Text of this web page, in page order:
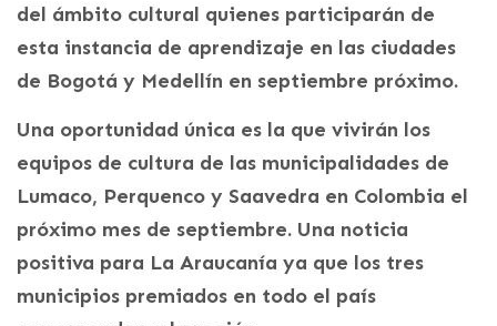
del ámbito cultural quienes participarán de
esta instancia de aprendizaje en las ciudades
de Bogotá y Medellín en septiembre próximo.
Una oportunidad única es la que vivirán los
equipos de cultura de las municipalidades de
Lumaco, Perquenco y Saavedra en Colombia el
próximo mes de septiembre. Una noticia
positiva para La Araucanía ya que los tres
municipios premiados en todo el país